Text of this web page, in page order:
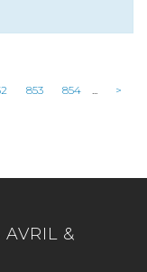
853 854 ... >
AVRIL &